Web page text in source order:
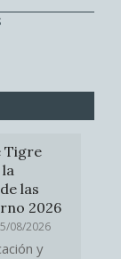
Tigre
las
2026
08/2026
y